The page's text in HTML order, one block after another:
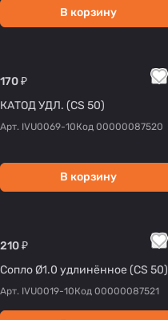
В корзину
170 ₽
КАТОД УДЛ. (CS 50)
Арт. IVU0069-10Код 00000087520
В корзину
210 ₽
Сопло Ø1.0 удлинённое (CS 50)
Арт. IVU0019-10Код 00000087521